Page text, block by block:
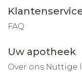
FAQ
Uw apotheek
Over ons Nuttige